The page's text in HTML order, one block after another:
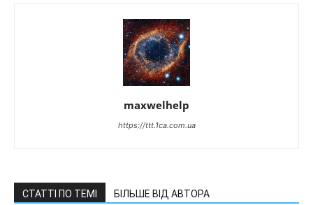
maxwelhelp
https://ttt.1ca.com.ua
СТАТТІ ПО ТЕМІ БІЛЬШЕ ВІД АВТОРА